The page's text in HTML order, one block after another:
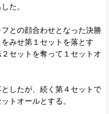
た。
との顔合わせとなった決勝
みせ第１セットを落とす
セットを奪って１セットオ
したが、続く第４セットで
トオールとする。